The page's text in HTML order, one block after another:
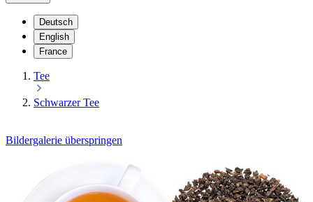
Deutsch
English
France
Tee
Schwarzer Tee
Bildergalerie überspringen